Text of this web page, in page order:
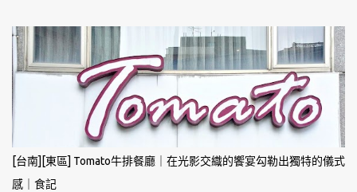
[台南][東區] Tomato牛排餐廳｜在光影交織的饗宴勾勒出獨特的儀式
感｜食記